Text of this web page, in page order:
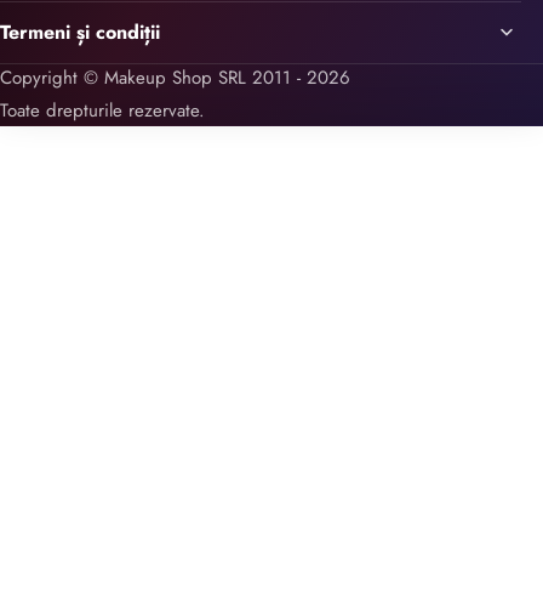
Termeni și condiții
Copyright © Makeup Shop SRL 2011 - 2026
Toate drepturile rezervate.